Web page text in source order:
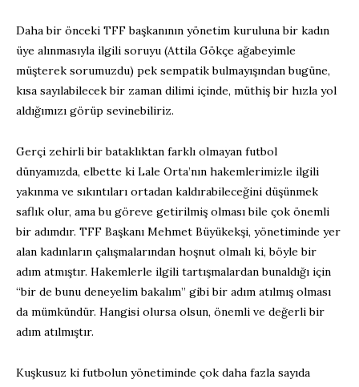
Daha bir önceki TFF başkanının yönetim kuruluna bir kadın
üye alınmasıyla ilgili soruyu (Attila Gökçe ağabeyimle
müşterek sorumuzdu) pek sempatik bulmayışından bugüne,
kısa sayılabilecek bir zaman dilimi içinde, müthiş bir hızla yol
aldığımızı görüp sevinebiliriz.
Gerçi zehirli bir bataklıktan farklı olmayan futbol
dünyamızda, elbette ki Lale Orta’nın hakemlerimizle ilgili
yakınma ve sıkıntıları ortadan kaldırabileceğini düşünmek
saflık olur, ama bu göreve getirilmiş olması bile çok önemli
bir adımdır. TFF Başkanı Mehmet Büyükekşi, yönetiminde yer
alan kadınların çalışmalarından hoşnut olmalı ki, böyle bir
adım atmıştır. Hakemlerle ilgili tartışmalardan bunaldığı için
“bir de bunu deneyelim bakalım” gibi bir adım atılmış olması
da mümkündür. Hangisi olursa olsun, önemli ve değerli bir
adım atılmıştır.
Kuşkusuz ki futbolun yönetiminde çok daha fazla sayıda